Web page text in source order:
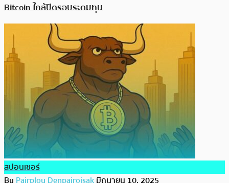
Bitcoin ใกล้ปิดรอบระดมทุน
สปอนเซอร์